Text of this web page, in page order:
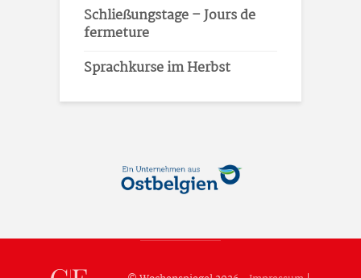
Schließungstage – Jours de
fermeture
Sprachkurse im Herbst